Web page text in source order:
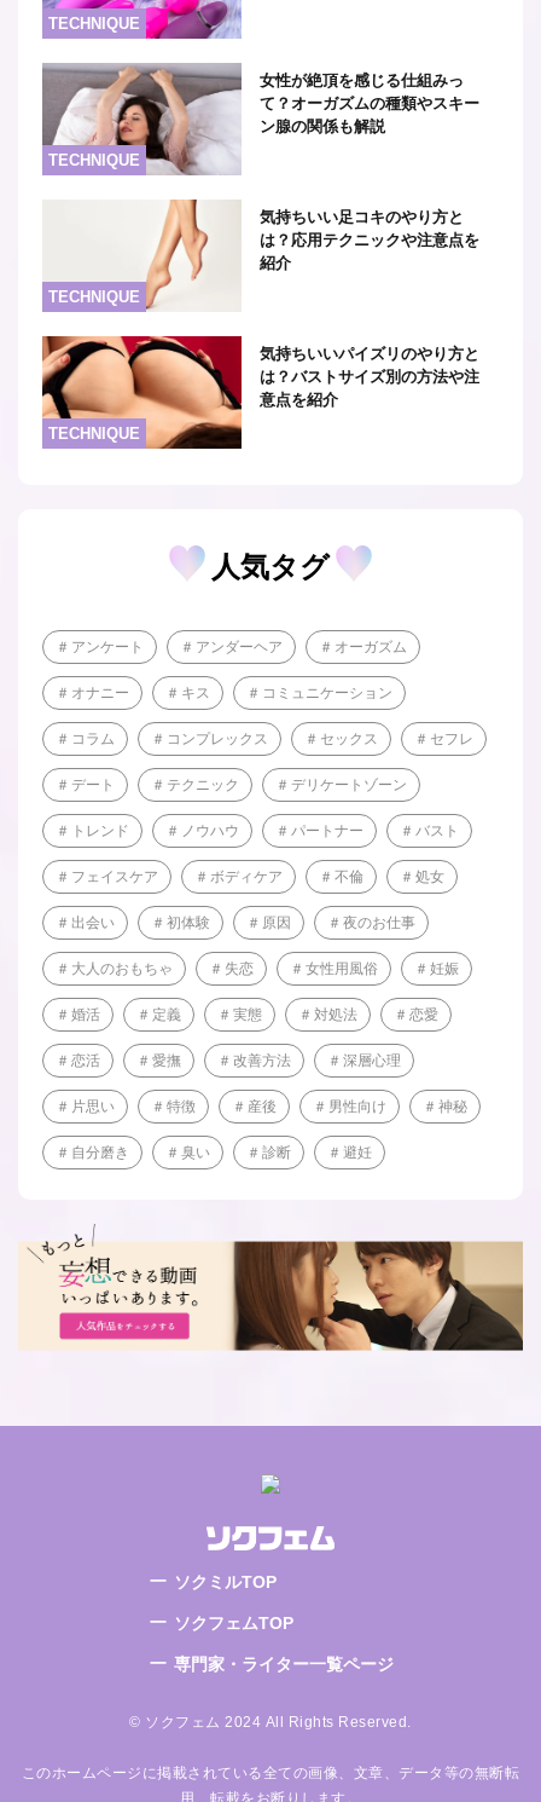
TECHNIQUE
TECHNIQUE
女性が絶頂を感じる仕組みっ
て？オーガズムの種類やスキー
ン腺の関係も解説
TECHNIQUE
気持ちいい足コキのやり方と
は？応用テクニックや注意点を
紹介
TECHNIQUE
気持ちいいパイズリのやり方と
は？バストサイズ別の方法や注
意点を紹介
人気タグ
アンケート アンダーヘア オーガズム
オナニー キス コミュニケーション
コラム コンプレックス セックス セフレ
デート テクニック デリケートゾーン
トレンド ノウハウ パートナー バスト
フェイスケア ボディケア 不倫 処女
出会い 初体験 原因 夜のお仕事
大人のおもちゃ 失恋 女性用風俗 妊娠
婚活 定義 実態 対処法 恋愛
恋活 愛撫 改善方法 深層心理
片思い 特徴 産後 男性向け 神秘
自分磨き 臭い 診断 避妊
ソクミルTOP
ソクフェムTOP
専門家・ライター一覧ページ
© ソクフェム 2024 All Rights Reserved.
このホームページに掲載されている全ての画像、文章、データ等の無断転
用、転載をお断りします。